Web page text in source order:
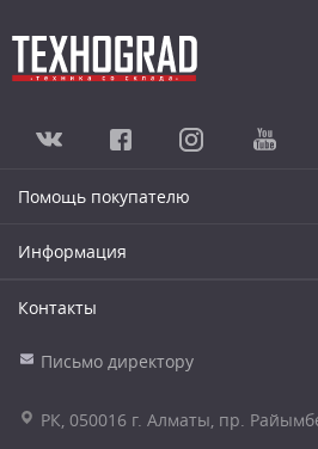
Помощь покупателю
Информация
Контакты
Письмо директору
РК, 050016 г. Алматы, пр.